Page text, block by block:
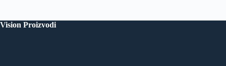
Vision Proizvodi